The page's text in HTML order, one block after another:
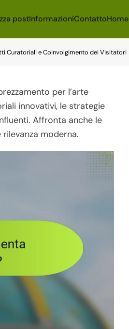
postInformazioniContattoHome
Curatoriali e Coinvolgimento dei Visitatori
per l’arte
innovativi, le strategie
Affronta anche le
moderna.